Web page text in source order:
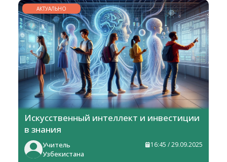
АКТУАЛЬНО
Искусственный интеллект и инвестиции
в знания
Учитель
Узбекистана
16:45 / 29.09.2025